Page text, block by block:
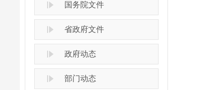
国务院文件
省政府文件
政府动态
部门动态